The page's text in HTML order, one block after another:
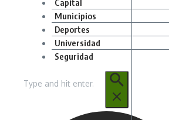
Capital
Municipios
Deportes
Universidad
Seguridad